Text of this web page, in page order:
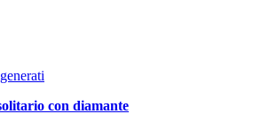
con diamante